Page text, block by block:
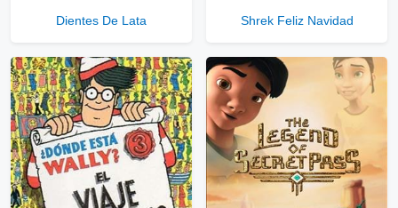
Dientes De Lata Shrek Feliz Navidad